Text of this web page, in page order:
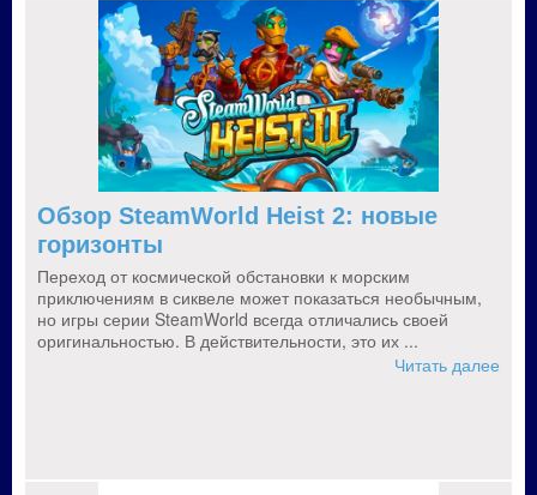
Обзор SteamWorld Heist 2: новые
горизонты
Переход от космической обстановки к морским
приключениям в сиквеле может показаться необычным,
но игры серии SteamWorld всегда отличались своей
оригинальностью. В действительности, это их ...
Читать далее